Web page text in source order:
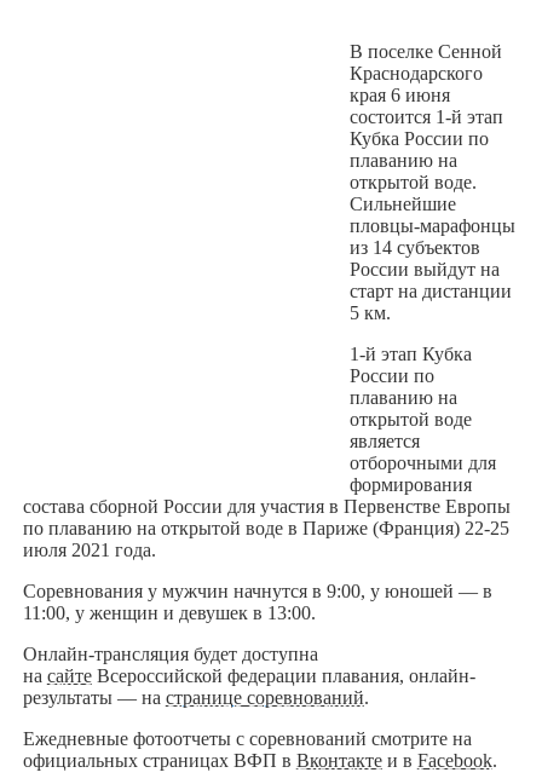
В поселке Сенной
Краснодарского
края 6 июня
состоится 1-й этап
Кубка России по
плаванию на
открытой воде.
Сильнейшие
пловцы-марафонцы
из 14 субъектов
России выйдут на
старт на дистанции
5 км.
1-й этап Кубка
России по
плаванию на
открытой воде
является
отборочными для
формирования
состава сборной России для участия в Первенстве Европы
по плаванию на открытой воде в Париже (Франция) 22-25
июля 2021 года.
Соревнования у мужчин начнутся в 9:00, у юношей — в
11:00, у женщин и девушек в 13:00.
Онлайн-трансляция будет доступна
на сайтеВсероссийской федерации плавания, онлайн-
результаты — на странице соревнований.
Ежедневные фотоотчеты с соревнований смотрите на
официальных страницах ВФП в Вконтактеи в Facebook.